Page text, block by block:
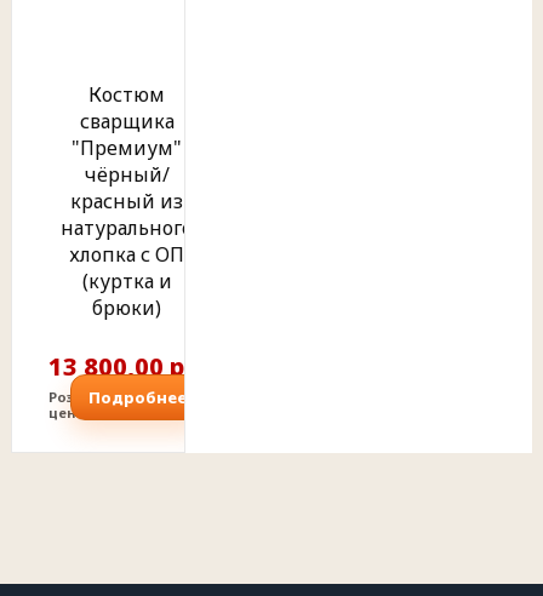
Костюм
сварщика
"Премиум"
чёрный/
красный из
натурального
хлопка с ОП
(куртка и
брюки)
13 800,00 р.
Розничная
цена
Подробнее